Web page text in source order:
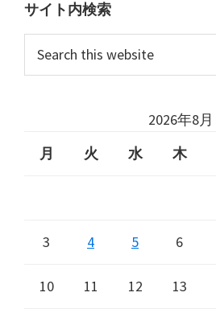
サイト内検索
2026年8月
月
火 水 木
3 4 5 6
10 11 12 13